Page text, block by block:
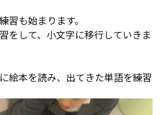
習も始まります。
をして、小文字に移行していきま
絵本を読み、出てきた単語を練習